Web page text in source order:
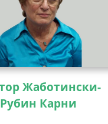
Жаботински-
Рубин Карни